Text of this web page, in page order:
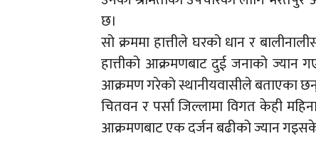
छ।
सो क्रममा हात्तीले घरको धान र
हात्तीको आक्रमणबाट दुई जनाको ज्यान
आक्रमण गरेको स्थानीयवासीले बताएका
चितवन र पर्सा जिल्लामा विगत केही
आक्रमणबाट एक दर्जन बढीको ज्यान